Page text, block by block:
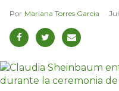
Mariana Torres García